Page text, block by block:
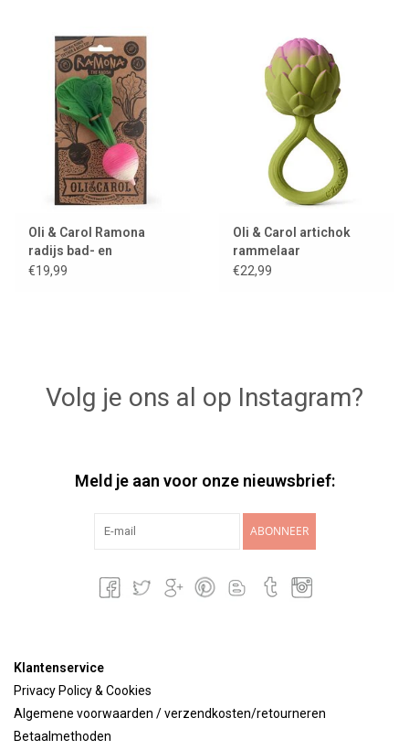
Oli & Carol Ramona
radijs bad- en
bijtspeeltje
€19,99
Oli & Carol artichok
rammelaar
€22,99
Volg je ons al op Instagram?
Meld je aan voor onze nieuwsbrief:
ABONNEER
Klantenservice
Privacy Policy & Cookies
Algemene voorwaarden / verzendkosten/retourneren
Betaalmethoden